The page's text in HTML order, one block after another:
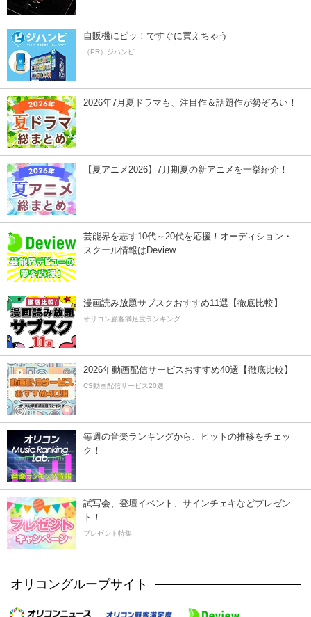
自販機にピッ！ですぐに買えちゃう
（PR）ジハンピ
2026年7月夏ドラマも、注目作＆話題作が勢ぞろい！
【夏アニメ2026】7月期夏の新アニメを一挙紹介！
芸能界を志す10代～20代を応援！オーディション・
スクール情報はDeview
漫画読み放題サブスクおすすめ11選【徹底比較】
オリコン顧客満足度ランキング
2026年動画配信サービスおすすめ40選【徹底比較】
CS動画配信サービス20選
毎週の音楽ランキングから、ヒットの推移をチェッ
ク！
試写会、登壇イベント、サインチェキなどプレゼン
ト！
プレゼント特集
オリコングループサイト